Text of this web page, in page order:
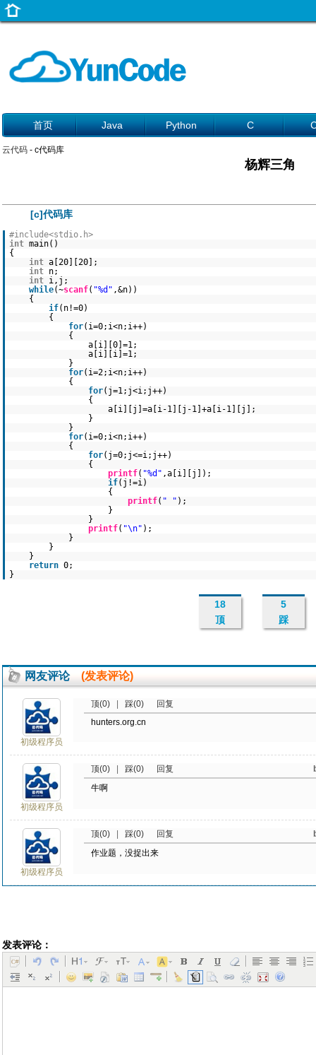
首页 Java Python C
云代码 - c代码库
杨辉三角
[c]代码库
#include<stdio.h>
int main()
{
int a[20][20];
int n;
int i,j;
while(~scanf( "%d" ,&n))
{
if(n!=0)
{
for(i=0;i<n;i++)
{
a[i][0]=1;
a[i][i]=1;
}
for(i=2;i<n;i++)
{
for(j=1;j<i;j++)
{
a[i][j]=a[i-1][j-1]+a[i-1][j];
}
}
for(i=0;i<n;i++)
{
for(j=0;j<=i;j++)
{
printf( "%d" ,a[i][j]);
if(j!=i)
{
printf( " " );
}
}
printf( "\n" );
}
}
}
return 0;
}
18
顶
5
踩
网友评论 (发表评论)
初级程序员
顶(0) 踩(0)
回复
hunters.org.cn
初级程序员
顶(0) 踩(0)
回复
牛啊
初级程序员
顶(0) 踩(0)
回复
作业题，没捉出来
发表评论：